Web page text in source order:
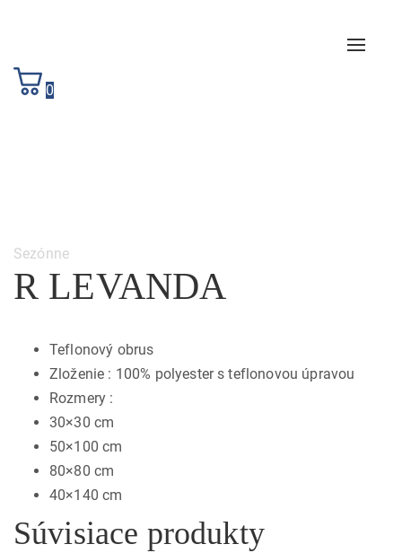
Toggle
0
Category:
Sezónne
R LEVANDA
Teflonový obrus
Zloženie : 100% polyester s teflonovou úpravou
Rozmery :
30×30 cm
50×100 cm
80×80 cm
40×140 cm
Súvisiace produkty